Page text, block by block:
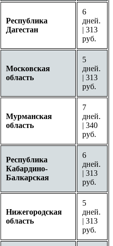
Республика
Дагестан
6
дней.
| 313
руб.
Московская
область
5
дней.
| 313
руб.
Мурманская
область
7
дней.
| 340
руб.
Республика
Кабардино-
Балкарская
6
дней.
| 313
руб.
Нижегородская
область
5
дней.
| 313
руб.